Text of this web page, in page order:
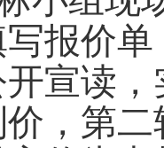
报价单
宣读
，第